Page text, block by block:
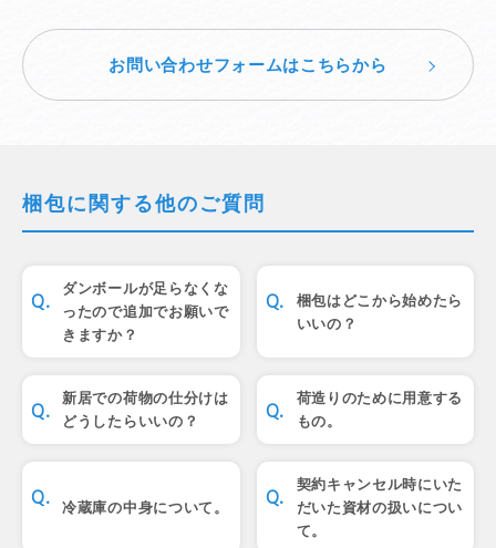
お問い合わせフォームはこちらから
梱包に関する他のご質問
ダンボールが足らなくな
ったので追加でお願いで
きますか？
梱包はどこから始めたら
いいの？
新居での荷物の仕分けは
どうしたらいいの？
荷造りのために用意する
もの。
冷蔵庫の中身について。
契約キャンセル時にいた
だいた資材の扱いについ
て。